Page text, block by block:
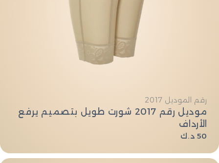
النوع:
رقم الموديل 2017
موديل رقم 2017 شورت طويل بتصميم يرفع
الأرداف
السعر
50 د.ك